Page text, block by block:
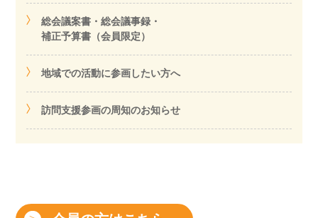
総会議案書・総会議事録・
補正予算書（会員限定）
地域での活動に参画したい方へ
訪問支援参画の周知のお知らせ